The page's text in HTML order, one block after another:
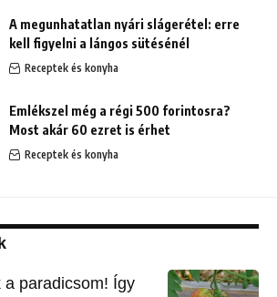
A megunhatatlan nyári slágerétel: erre
kell figyelni a lángos sütésénél
Receptek és konyha
Emlékszel még a régi 500 forintosra?
Most akár 60 ezret is érhet
Receptek és konyha
a paradicsom! Így